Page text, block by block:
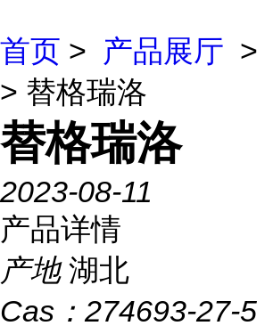
首页 > 产品展厅 >
> 替格瑞洛
替格瑞洛
2023-08-11
产品详情
产地 湖北
Cas： 274693-27-5